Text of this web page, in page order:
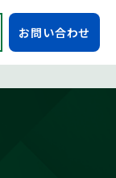
お問い合わせ